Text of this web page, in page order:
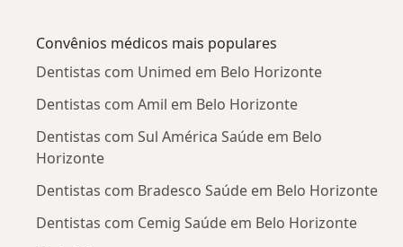
Convênios médicos mais populares
Dentistas com Unimed em Belo Horizonte
Dentistas com Amil em Belo Horizonte
Dentistas com Sul América Saúde em Belo
Horizonte
Dentistas com Bradesco Saúde em Belo Horizonte
Dentistas com Cemig Saúde em Belo Horizonte